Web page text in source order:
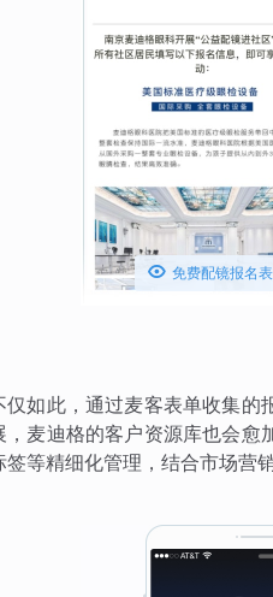
 免费配镜报名
仅如此，通过麦客表单收集的
，麦迪格的客户资源库也会愈
签等精细化管理，结合市场营